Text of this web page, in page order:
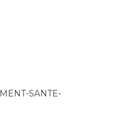
SANTE-